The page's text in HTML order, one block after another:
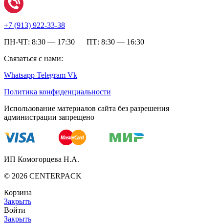
+7 (913) 922-33-38
ПН-ЧТ: 8:30 — 17:30 ПТ: 8:30 — 16:30
Связаться с нами:
Whatsapp Telegram Vk
Политика конфиденциальности
Использование материалов сайта без разрешения
администрации запрещено
ИП Комогорцева Н.А.
© 2026 CENTERPACK
Корзина
Закрыть
Войти
Закрыть